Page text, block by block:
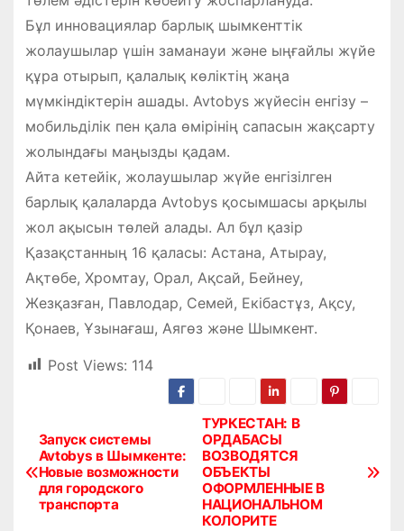
Бұл инновациялар барлық шымкенттік
жолаушылар үшін заманауи және ыңғайлы жүйе
құра отырып, қалалық көліктің жаңа
мүмкіндіктерін ашады. Avtobys жүйесін енгізу –
мобильділік пен қала өмірінің сапасын жақсарту
жолындағы маңызды қадам.
Айта кетейік, жолаушылар жүйе енгізілген
барлық қалаларда Avtobys қосымшасы арқылы
жол ақысын төлей алады. Ал бұл қазір
Қазақстанның 16 қаласы: Астана, Атырау,
Ақтөбе, Хромтау, Орал, Ақсай, Бейнеу,
Жезқазған, Павлодар, Семей, Екібастұз, Ақсу,
Қонаев, Ұзынағаш, Аягөз және Шымкент.
Post Views: 114
Н
а
в
ТУРКЕСТАН: В
ОРДАБАСЫ
ВОЗВОДЯТСЯ
ОБЪЕКТЫ
ОФОРМЛЕННЫЕ В
НАЦИОНАЛЬНОМ
КОЛОРИТЕ
Запуск системы
Avtobys в Шымкенте:
Новые возможности
для городского
транспорта